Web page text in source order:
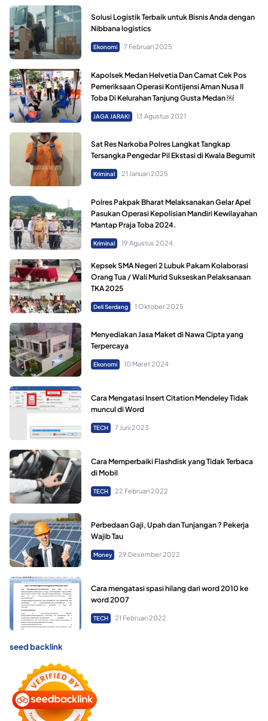
Solusi Logistik Terbaik untuk Bisnis Anda dengan
Nibbana logistics
Ekonomi 7 Februari 2025
Kapolsek Medan Helvetia Dan Camat Cek Pos
Pemeriksaan Operasi Kontijensi Aman Nusa II
Toba Di Kelurahan Tanjung Gusta Medan ￼
JAGA JARAK! 13 Agustus 2021
Sat Res Narkoba Polres Langkat Tangkap
Tersangka Pengedar Pil Ekstasi di Kwala Begumit
Kriminal 21 Januari 2025
Polres Pakpak Bharat Melaksanakan Gelar Apel
Pasukan Operasi Kepolisian Mandiri Kewilayahan
Mantap Praja Toba 2024.
Kriminal 19 Agustus 2024
Kepsek SMA Negeri 2 Lubuk Pakam Kolaborasi
Orang Tua / Wali Murid Sukseskan Pelaksanaan
TKA 2025
Deli Serdang 1 Oktober 2025
Menyediakan Jasa Maket di Nawa Cipta yang
Terpercaya
Ekonomi 10 Maret 2024
Cara Mengatasi Insert Citation Mendeley Tidak
muncul di Word
TECH 7 Juni 2023
Cara Memperbaiki Flashdisk yang Tidak Terbaca
di Mobil
TECH 22 Februari 2022
Perbedaan Gaji, Upah dan Tunjangan ? Pekerja
Wajib Tau
Money 29 Desember 2022
Cara mengatasi spasi hilang dari word 2010 ke
word 2007
TECH 21 Februari 2022
seed backlink